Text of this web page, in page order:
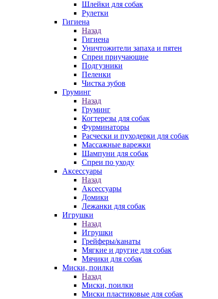
Шлейки для собак
Рулетки
Гигиена
Назад
Гигиена
Уничтожители запаха и пятен
Спреи приучающие
Подгузники
Пеленки
Чистка зубов
Груминг
Назад
Груминг
Когтерезы для собак
Фурминаторы
Расчески и пуходерки для собак
Массажные варежки
Шампуни для собак
Спреи по уходу
Аксессуары
Назад
Аксессуары
Домики
Лежанки для собак
Игрушки
Назад
Игрушки
Грейферы/канаты
Мягкие и другие для собак
Мячики для собак
Миски, поилки
Назад
Миски, поилки
Миски пластиковые для собак